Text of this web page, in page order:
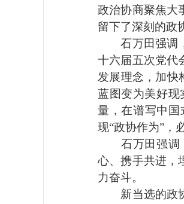
政治协商聚焦大
留下了深刻的政
石万田强调，
十六届五次党代
发展理念，加快
蓝图变为美好现
量，在谱写中国
现“政协作为”，
石万田强调，
心、携手共进，
力奋斗。
新当选的政协